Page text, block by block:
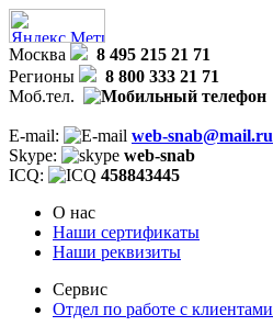
Москва
8 495 215 21 71
Регионы
8 800 333 21 71
Моб.тел.
E-mail:
web-snab@mail.ru
Skype:
web-snab
ICQ:
458843445
О нас
Наши сертификаты
Наши реквизиты
Сервис
Отдел по работе с клиентами